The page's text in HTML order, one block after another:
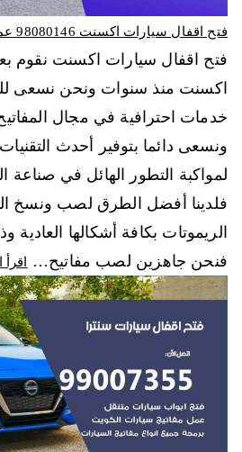
فتح اقفال سيارات اكسنت 98080146‬ عمل مفاتيح سيارات جديدة
فتح اقفال سيارات اكسنت نقوم
اكسنت منذ سنوات ونحن نسعى
خدمات احترافية في مجال
ونسعى دائما بتوفير أحدث
لمواكبة التطور الهائل في صناعة
فلدينا أفضل الطرق لصب ونسخ
الريموتات بكافة أشكالها العادية
فنحن جاهزين لصب مفاتيح…